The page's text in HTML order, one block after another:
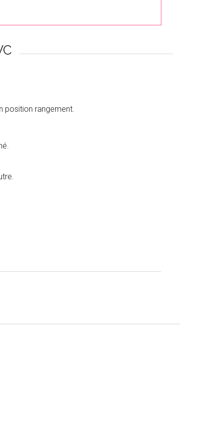
position rangement.